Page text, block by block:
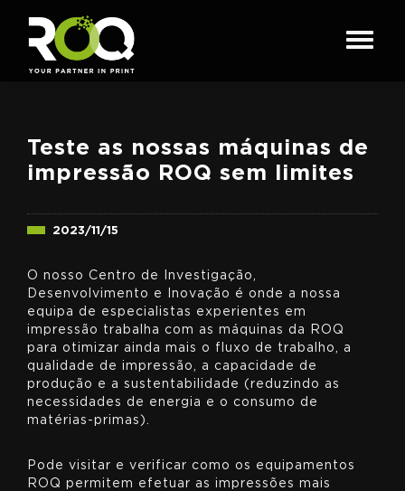
Teste as nossas máquinas de
impressão ROQ sem limites
2023/11/15
O nosso Centro de Investigação,
Desenvolvimento e Inovação é onde a nossa
equipa de especialistas experientes em
impressão trabalha com as máquinas da ROQ
para otimizar ainda mais o fluxo de trabalho, a
qualidade de impressão, a capacidade de
produção e a sustentabilidade (reduzindo as
necessidades de energia e o consumo de
matérias-primas).
Pode visitar e verificar como os equipamentos
ROQ permitem efetuar as impressões mais